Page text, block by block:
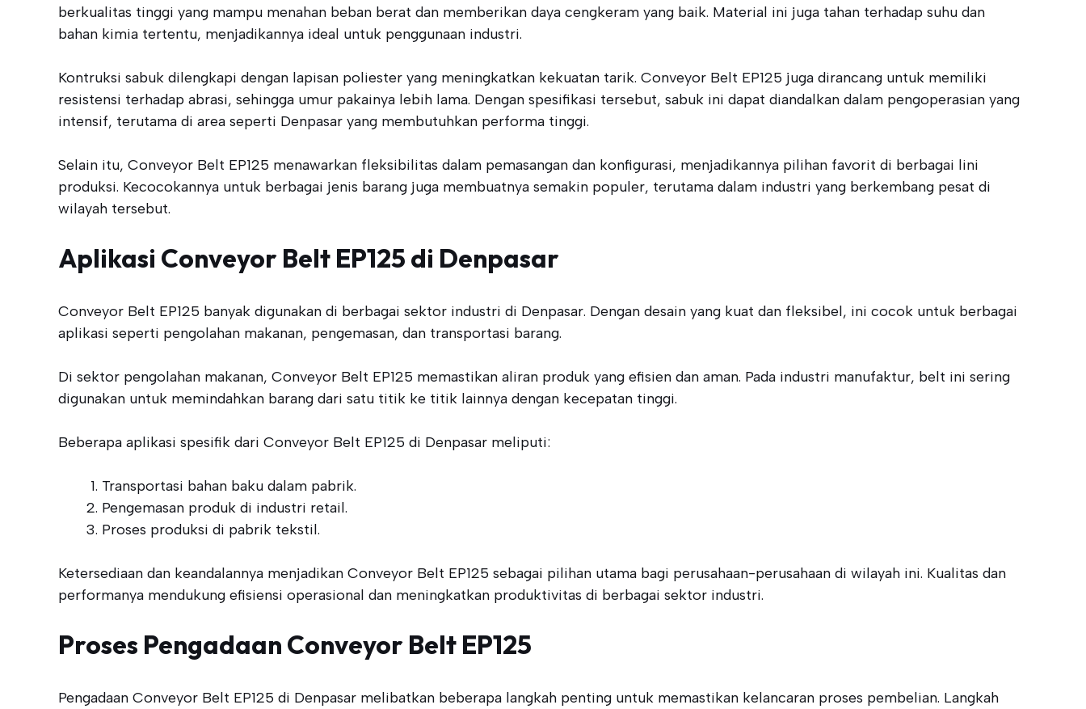
berkualitas tinggi yang mampu menahan beban berat dan memberikan daya cengkeram yang baik. Material ini juga tahan terhadap suhu dan
bahan kimia tertentu, menjadikannya ideal untuk penggunaan industri.
Kontruksi sabuk dilengkapi dengan lapisan poliester yang meningkatkan kekuatan tarik. Conveyor Belt EP125 juga dirancang untuk memiliki
resistensi terhadap abrasi, sehingga umur pakainya lebih lama. Dengan spesifikasi tersebut, sabuk ini dapat diandalkan dalam pengoperasian yang
intensif, terutama di area seperti Denpasar yang membutuhkan performa tinggi.
Selain itu, Conveyor Belt EP125 menawarkan fleksibilitas dalam pemasangan dan konfigurasi, menjadikannya pilihan favorit di berbagai lini
produksi. Kecocokannya untuk berbagai jenis barang juga membuatnya semakin populer, terutama dalam industri yang berkembang pesat di
wilayah tersebut.
Aplikasi Conveyor Belt EP125 di Denpasar
Conveyor Belt EP125 banyak digunakan di berbagai sektor industri di Denpasar. Dengan desain yang kuat dan fleksibel, ini cocok untuk berbagai
aplikasi seperti pengolahan makanan, pengemasan, dan transportasi barang.
Di sektor pengolahan makanan, Conveyor Belt EP125 memastikan aliran produk yang efisien dan aman. Pada industri manufaktur, belt ini sering
digunakan untuk memindahkan barang dari satu titik ke titik lainnya dengan kecepatan tinggi.
Beberapa aplikasi spesifik dari Conveyor Belt EP125 di Denpasar meliputi:
Transportasi bahan baku dalam pabrik.
Pengemasan produk di industri retail.
Proses produksi di pabrik tekstil.
Ketersediaan dan keandalannya menjadikan Conveyor Belt EP125 sebagai pilihan utama bagi perusahaan-perusahaan di wilayah ini. Kualitas dan
performanya mendukung efisiensi operasional dan meningkatkan produktivitas di berbagai sektor industri.
Proses Pengadaan Conveyor Belt EP125
Pengadaan Conveyor Belt EP125 di Denpasar melibatkan beberapa langkah penting untuk memastikan kelancaran proses pembelian. Langkah